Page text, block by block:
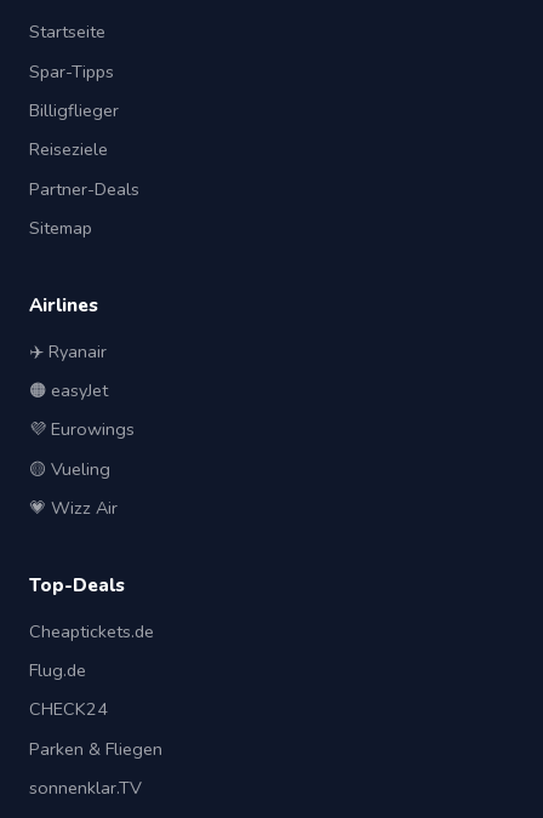
Startseite
Spar-Tipps
Billigflieger
Reiseziele
Partner-Deals
Sitemap
Airlines
✈️ Ryanair
🟠 easyJet
💜 Eurowings
🟡 Vueling
💗 Wizz Air
Top-Deals
Cheaptickets.de
Flug.de
CHECK24
Parken & Fliegen
sonnenklar.TV